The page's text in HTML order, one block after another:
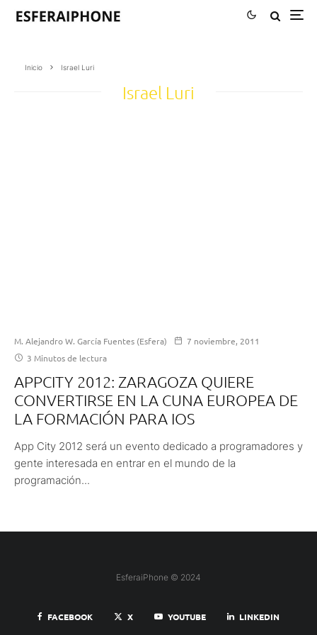
Inicio Israel Luri
Israel Luri
M. Alejandro W. García Fuentes (Esfera)
7 noviembre, 2011
3 Minutos de lectura
APPCITY 2012: ZARAGOZA QUIERE
CONVERTIRSE EN LA CUNA EUROPEA DE
LA FORMACIÓN PARA IOS
App City 2012 será un evento dedicado a programadores y
gente interesada en entrar en el mundo de la
programación...
EsferaiPhone © 2024
FACEBOOK X YOUTUBE LINKEDIN